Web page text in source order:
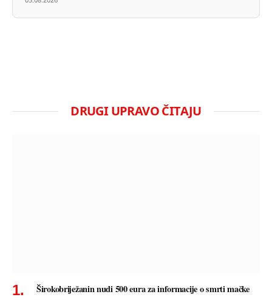
DRUGI UPRAVO ČITAJU
Širokobriježanin nudi 500 eura za informacije o smrti mačke